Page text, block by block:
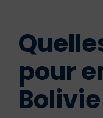
pour
Bolivie